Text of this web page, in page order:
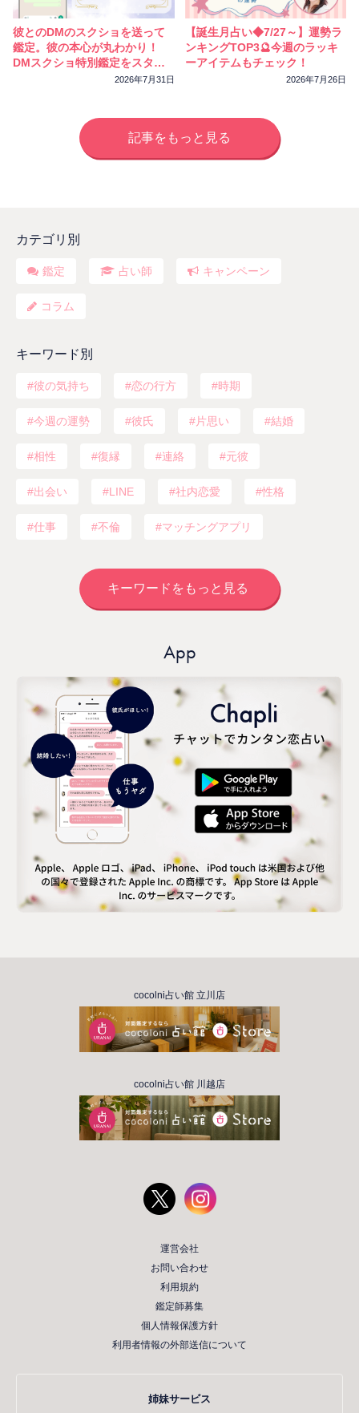
彼とのDMのスクショを送って
鑑定。彼の本心が丸わかり！
DMスクショ特別鑑定をスター
2026年7月31日
【誕生月占い◆7/27～】運勢ラ
ンキングTOP3🔮今週のラッキ
ーアイテムもチェック！
2026年7月26日
記事をもっと見る
カテゴリ別
鑑定 占い師 キャンペーン
コラム
キーワード別
彼の気持ち 恋の行方 時期
今週の運勢 彼氏 片思い 結婚
相性 復縁 連絡 元彼
出会い LINE 社内恋愛 性格
仕事 不倫 マッチングアプリ
キーワードをもっと見る
App
cocolni占い館 立川店
cocolni占い館 川越店
運営会社
お問い合わせ
利用規約
鑑定師募集
個人情報保護方針
利用者情報の外部送信について
姉妹サービス